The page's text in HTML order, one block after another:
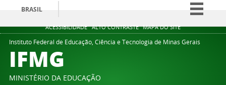
ACESSIBILIDADE ALTO CONTRASTE MAPA DO SITE
BRASIL
Simplifique!
Comunica BR
Instituto Federal de Educação, Ciência e Tecnologia de Minas Gerais
IFMG
MINISTÉRIO DA EDUCAÇÃO